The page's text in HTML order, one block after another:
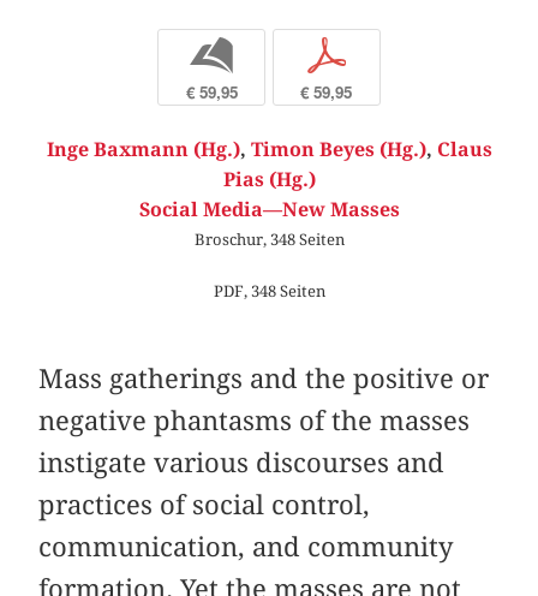
b
€ 59,95
p
€ 59,95
Inge Baxmann (Hg.), Timon Beyes (Hg.), Claus
Pias (Hg.)
Social Media—New Masses
Broschur, 348 Seiten
PDF, 348 Seiten
Mass gatherings and the positive or
negative phantasms of the masses
instigate various discourses and
practices of social control,
communication, and community
formation. Yet the masses are not